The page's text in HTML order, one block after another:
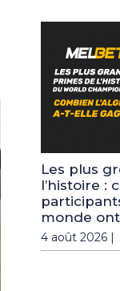
Les plus
l’histoire :
monde
4 août 2026 |